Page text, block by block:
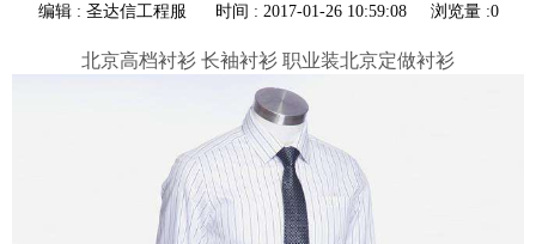
编辑 : 圣达信工程服 时间 : 2017-01-26 10:59:08 浏览量 :0
北京高档衬衫 长袖衬衫 职业装北京定做衬衫